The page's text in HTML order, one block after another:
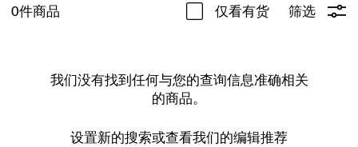
0件商品 仅看有货 筛选
我们没有找到任何与您的查询信息准确相关
的商品。
设置新的搜索或查看我们的编辑推荐